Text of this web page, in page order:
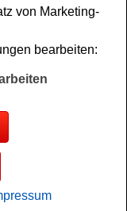
von Marketing-
bearbeiten: